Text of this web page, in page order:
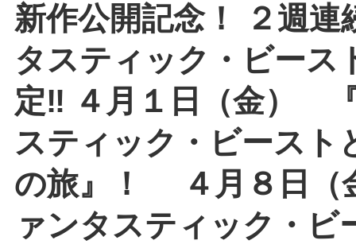
新作公開記念！ ２週連
タスティック・ビース
定‼ ４月１日（金）
スティック・ビースト
の旅』！ ４月８日
ァンタスティック・ビ